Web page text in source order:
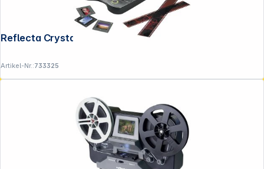
Reflecta Crystal Scan 7200 + ICE
Artikel-Nr.:733325